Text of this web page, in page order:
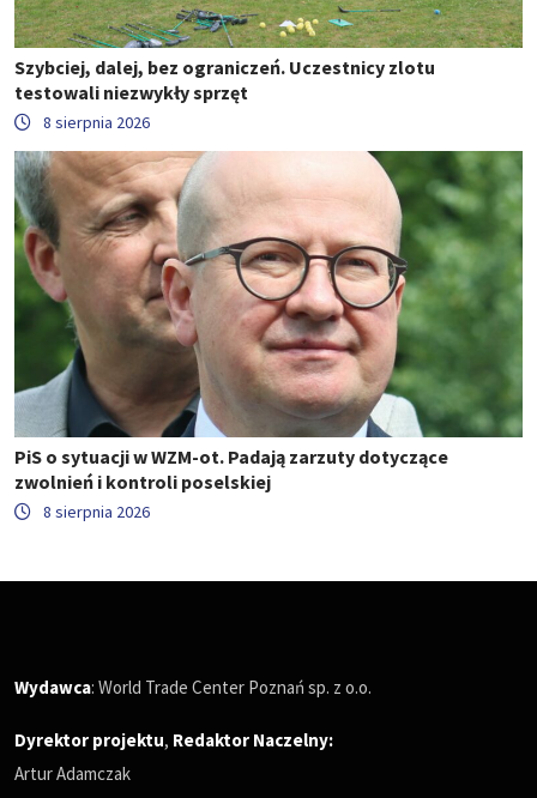
Szybciej, dalej, bez ograniczeń. Uczestnicy zlotu
testowali niezwykły sprzęt
8 sierpnia 2026
PiS o sytuacji w WZM-ot. Padają zarzuty dotyczące
zwolnień i kontroli poselskiej
8 sierpnia 2026
Wydawca: World Trade Center Poznań sp. z o.o.
Dyrektor projektu, Redaktor Naczelny:
Artur Adamczak